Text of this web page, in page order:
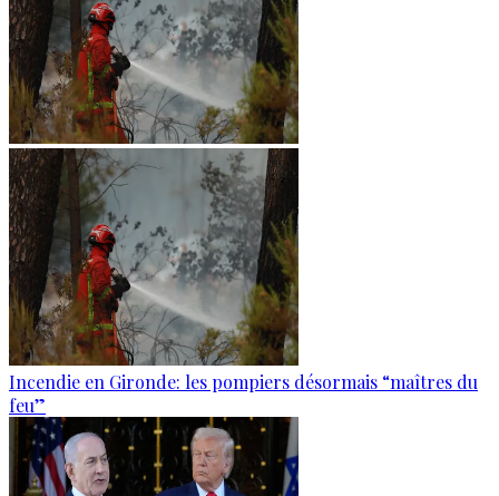
Incendie en Gironde: les pompiers désormais “maîtres du
feu”